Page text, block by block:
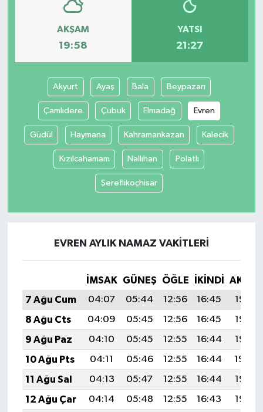
AKŞAM
19:58
YATSI
21:27
Akyurt Ayaş Bala Beypazarı
Çamlıdere Çubuk Elmadağ Evren
Güdül Haymana Kahramankazan Kalecik
Kızılcahamam Nallıhan Polatlı
Şereflikoçhisar
EVREN AYLIK NAMAZ VAKITLERI
İMSAK GÜNEŞ ÖĞLE İKINDI
7 Ağu Cum
04:07 05:44 12:56 16:45
19:58
8 Ağu Cts
04:09 05:45 12:56 16:45
19:57
9 Ağu Paz
04:10 05:45 12:55 16:44
19:55
10 Ağu Pts
04:11 05:46 12:55 16:44
19:54
11 Ağu Sal
04:13 05:47 12:55 16:44
19:53
12 Ağu Çar
04:14 05:48 12:55 16:43
19:52